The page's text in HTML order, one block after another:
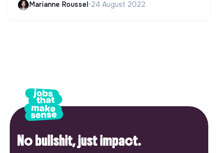
Marianne Roussel•24 August 2022
No bullshit, just impact.